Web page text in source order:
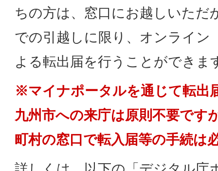
ちの方は、窓口にお越しいただ
での引越しに限り、オンライン
よる転出届を行うことができま
※マイナポータルを通じて転出
九州市への来庁は原則不要です
町村の窓口で転入届等の手続は